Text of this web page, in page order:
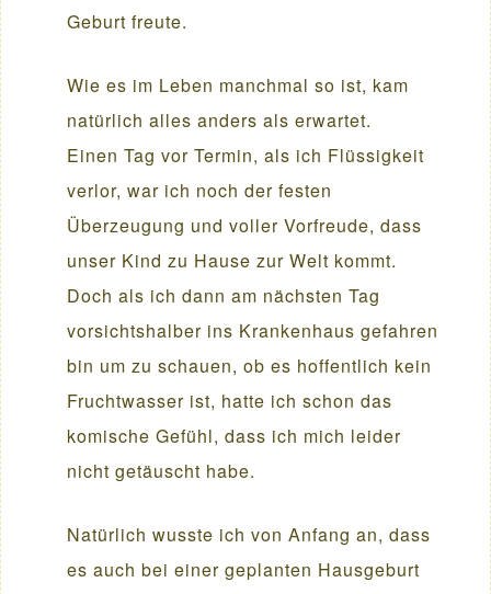
Geburt freute.
Wie es im Leben manchmal so ist, kam
natürlich alles anders als erwartet.
Einen Tag vor Termin, als ich Flüssigkeit
verlor, war ich noch der festen
Überzeugung und voller Vorfreude, dass
unser Kind zu Hause zur Welt kommt.
Doch als ich dann am nächsten Tag
vorsichtshalber ins Krankenhaus gefahren
bin um zu schauen, ob es hoffentlich kein
Fruchtwasser ist, hatte ich schon das
komische Gefühl, dass ich mich leider
nicht getäuscht habe.
Natürlich wusste ich von Anfang an, dass
es auch bei einer geplanten Hausgeburt